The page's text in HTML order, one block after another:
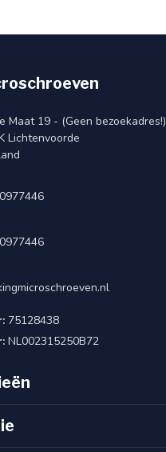
Maat 19 - (Geen bezoekadres!)
Lichtenvoorde
75128438
NL002315250B72